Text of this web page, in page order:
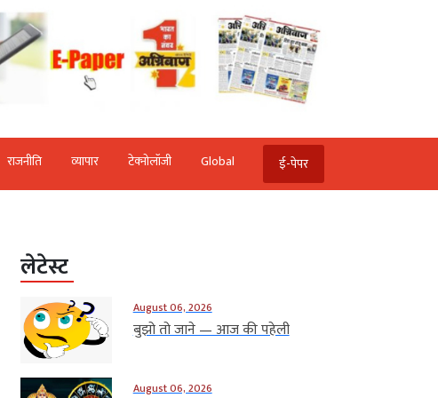
राजनीति व्‍यापार टेक्‍नोलॉजी Global ई-पेपर
लेटेस्ट
August 06, 2026
बुझो तो जाने — आज की पहेली
August 06, 2026